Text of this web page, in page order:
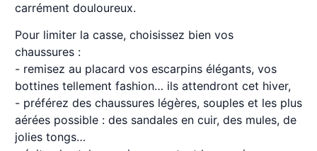
carrément douloureux.
Pour limiter la casse, choisissez bien vos
chaussures :
- remisez au placard vos escarpins élégants, vos
bottines tellement fashion… ils attendront cet hiver,
- préférez des chaussures légères, souples et les plus
aérées possible : des sandales en cuir, des mules, de
jolies tongs…